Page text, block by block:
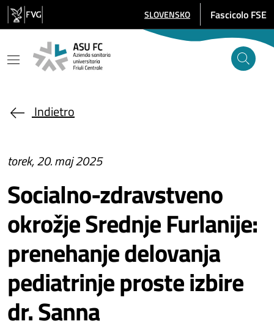
Salta al contenuto principale
SELEZIONE LINGUA: LINGUA
SLOVENSKO Fascicolo FSE
Indietro
torek, 20. maj 2025
Socialno-zdravstveno
okrožje Srednje Furlanije:
prenehanje delovanja
pediatrinje proste izbire
dr. Sanna